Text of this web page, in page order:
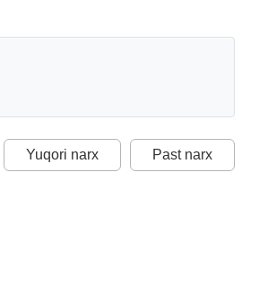
bo'ylab tovarlarni istalgan
Yuqori narx Past narx